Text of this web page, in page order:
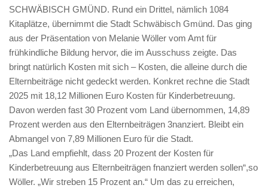
SCHWÄBISCH GMÜND. Rund ein Drittel, nämlich 1084
Kitaplätze, übernimmt die Stadt Schwäbisch Gmünd. Das ging
aus der Präsentation von Melanie Wöller vom Amt für
frühkindliche Bildung hervor, die im Ausschuss zeigte. Das
bringt natürlich Kosten mit sich – Kosten, die alleine durch die
Elternbeiträge nicht gedeckt werden. Konkret rechne die Stadt
2025 mit 18,12 Millionen Euro Kosten für Kinderbetreuung.
Davon werden fast 30 Prozent vom Land übernommen, 14,89
Prozent werden aus den Elternbeiträgen 3nanziert. Bleibt ein
Abmangel von 7,89 Millionen Euro für die Stadt.
„Das Land empfiehlt, dass 20 Prozent der Kosten für
Kinderbetreuung aus Elternbeiträgen fnanziert werden sollen“,so
Wöller. „Wir streben 15 Prozent an.“ Um das zu erreichen,